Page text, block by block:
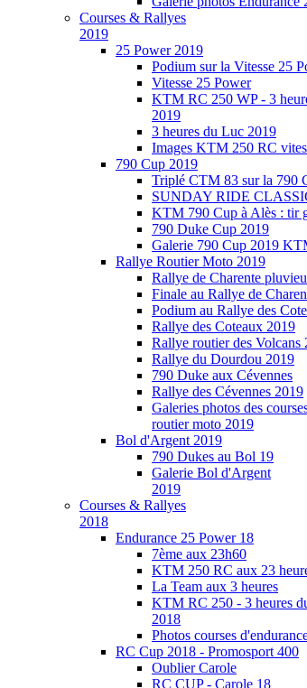
Courses & Rallyes
2019
25 Power 2019
Podium sur la Vitesse 25
Vitesse 25 Power
KTM RC 250 WP - 3
2019
3 heures du Luc 2019
Images KTM 250 RC
790 Cup 2019
Triplé CTM 83 sur la 790
SUNDAY RIDE
KTM 790 Cup à Alès : tir
790 Duke Cup 2019
Galerie 790 Cup 2019
Rallye Routier Moto 2019
Rallye de Charente
Finale au Rallye de
Podium au Rallye des
Rallye des Coteaux 2019
Rallye routier des Volcans
Rallye du Dourdou 2019
790 Duke aux Cévennes
Rallye des Cévennes 2019
Galeries photos des
routier moto 2019
Bol d'Argent 2019
790 Dukes au Bol 19
Galerie Bol d'Argent
2019
Courses & Rallyes
2018
Endurance 25 Power 18
7ème aux 23h60
KTM 250 RC aux 23
La Team aux 3 heures
KTM RC 250 - 3 heures
2018
Photos courses
RC Cup 2018 - Promosport 400
Oublier Carole
RC CUP - Carole 18